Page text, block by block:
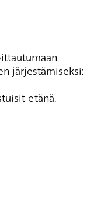
järjestämiseksi:
etänä.